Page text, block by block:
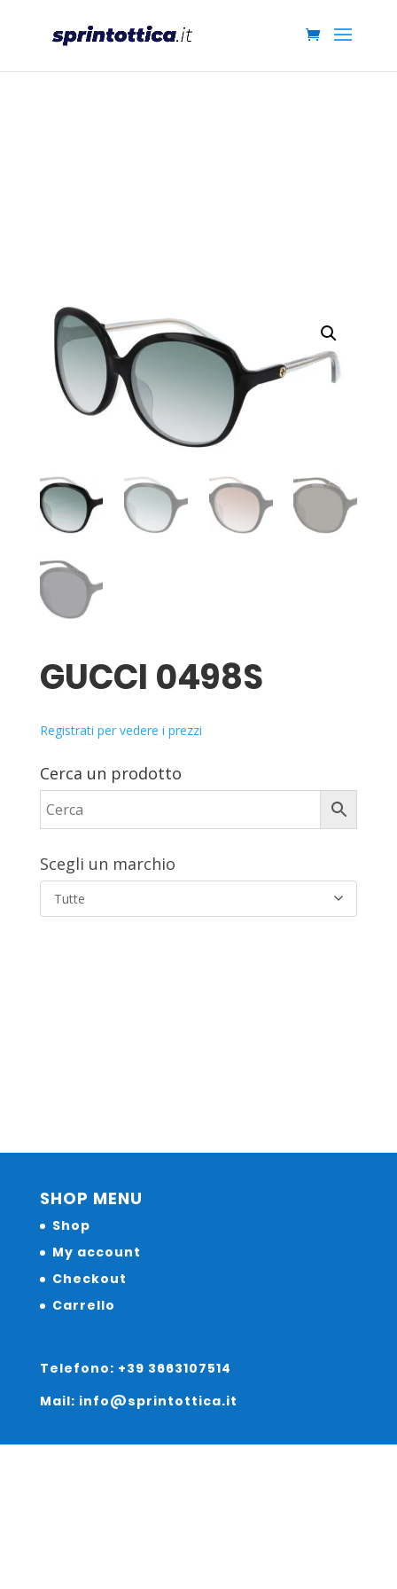
GUCCI 0498S
Registrati per vedere i prezzi
Cerca un prodotto
Scegli un marchio
Tutte
SHOP MENU
Shop
My account
Checkout
Carrello
Telefono: +39 3663107514
Mail: info@sprintottica.it